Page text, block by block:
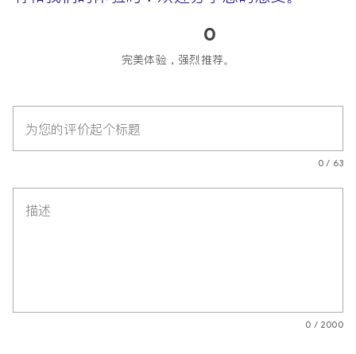
0
完美体验，强烈推荐。
为您的评价起个标题
0 / 63
描述
0 / 2000